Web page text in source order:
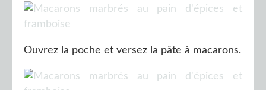
Ouvrez la poche et versez la pâte à macarons.